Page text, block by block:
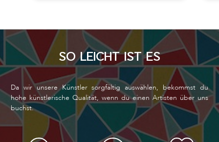
SO LEICHT IST ES
Da wir unsere Künstler sorgfältig auswählen, bekommst du
hohe künstlerische Qualität, wenn du einen Artisten über uns
buchst.